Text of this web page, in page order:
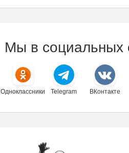
Мы в социальных
Одноклассники Telegram ВКонтакте